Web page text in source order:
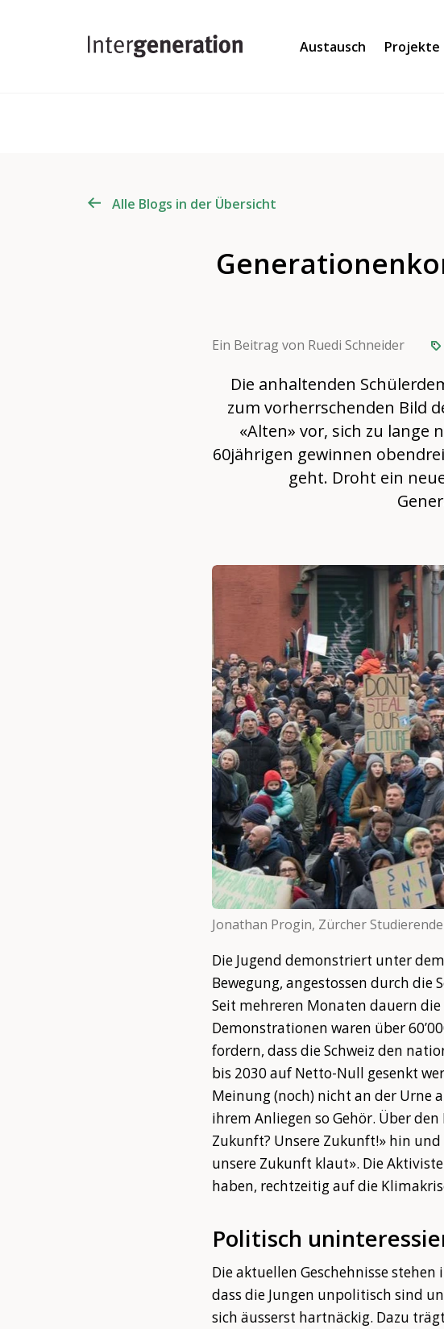
Austausch Projekte
Alle Blogs in der Übersicht
Ein Beitrag von Ruedi Schneider
Die anhaltenden
zum vorherrschenden Bild
«Alten» vor, sich zu
60jährigen gewinnen
geht. Droht ein
Jonathan Progin, Zürcher
Die Jugend demonstriert unter
Bewegung, angestossen durch die
Seit mehreren Monaten dauern
Demonstrationen waren über
fordern, dass die Schweiz den
bis 2030 auf Netto-Null gesenkt
Meinung (noch) nicht an der Urne
ihrem Anliegen so Gehör. Über
Zukunft? Unsere Zukunft!» hin
unsere Zukunft klaut». Die
haben, rechtzeitig auf die
Politisch
Die aktuellen Geschehnisse
dass die Jungen unpolitisch sind
sich äusserst hartnäckig. Dazu